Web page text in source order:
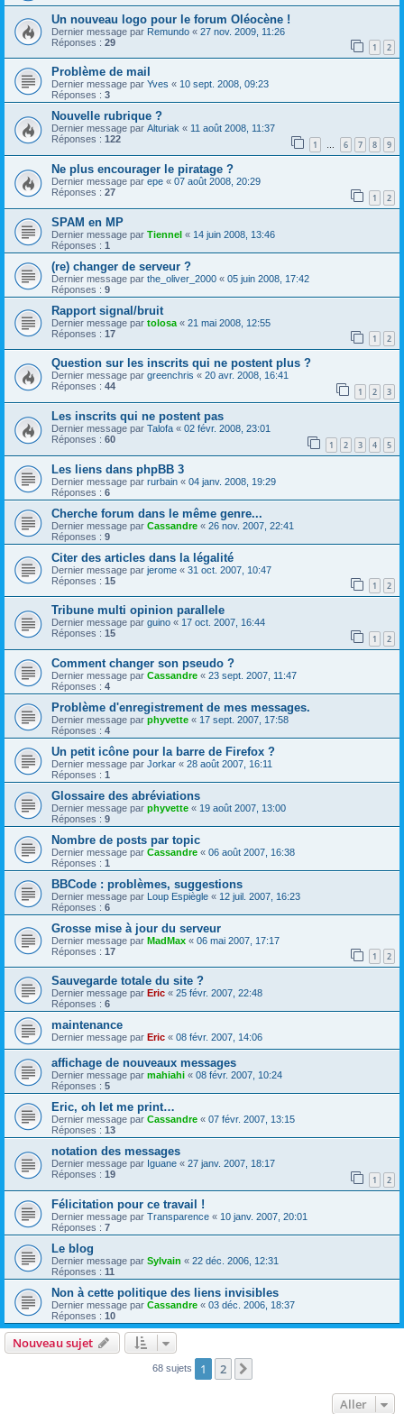
Un nouveau logo pour le forum Oléocène !
Dernier message par Remundo « 27 nov. 2009, 11:26
Réponses : 29 1 2
Problème de mail
Dernier message par Yves « 10 sept. 2008, 09:23
Réponses : 3
Nouvelle rubrique ?
Dernier message par Alturiak « 11 août 2008, 11:37
Réponses : 122 1 … 6 7 8 9
Ne plus encourager le piratage ?
Dernier message par epe « 07 août 2008, 20:29
Réponses : 27 1 2
SPAM en MP
Dernier message par Tiennel « 14 juin 2008, 13:46
Réponses : 1
(re) changer de serveur ?
Dernier message par the_oliver_2000 « 05 juin 2008, 17:42
Réponses : 9
Rapport signal/bruit
Dernier message par tolosa « 21 mai 2008, 12:55
Réponses : 17 1 2
Question sur les inscrits qui ne postent plus ?
Dernier message par greenchris « 20 avr. 2008, 16:41
Réponses : 44 1 2 3
Les inscrits qui ne postent pas
Dernier message par Talofa « 02 févr. 2008, 23:01
Réponses : 60 1 2 3 4 5
Les liens dans phpBB 3
Dernier message par rurbain « 04 janv. 2008, 19:29
Réponses : 6
Cherche forum dans le même genre...
Dernier message par Cassandre « 26 nov. 2007, 22:41
Réponses : 9
Citer des articles dans la légalité
Dernier message par jerome « 31 oct. 2007, 10:47
Réponses : 15 1 2
Tribune multi opinion parallele
Dernier message par guino « 17 oct. 2007, 16:44
Réponses : 15 1 2
Comment changer son pseudo ?
Dernier message par Cassandre « 23 sept. 2007, 11:47
Réponses : 4
Problème d'enregistrement de mes messages.
Dernier message par phyvette « 17 sept. 2007, 17:58
Réponses : 4
Un petit icône pour la barre de Firefox ?
Dernier message par Jorkar « 28 août 2007, 16:11
Réponses : 1
Glossaire des abréviations
Dernier message par phyvette « 19 août 2007, 13:00
Réponses : 9
Nombre de posts par topic
Dernier message par Cassandre « 06 août 2007, 16:38
Réponses : 1
BBCode : problèmes, suggestions
Dernier message par Loup Espiègle « 12 juil. 2007, 16:23
Réponses : 6
Grosse mise à jour du serveur
Dernier message par MadMax « 06 mai 2007, 17:17
Réponses : 17 1 2
Sauvegarde totale du site ?
Dernier message par Eric « 25 févr. 2007, 22:48
Réponses : 6
maintenance
Dernier message par Eric « 08 févr. 2007, 14:06
affichage de nouveaux messages
Dernier message par mahiahi « 08 févr. 2007, 10:24
Réponses : 5
Eric, oh let me print…
Dernier message par Cassandre « 07 févr. 2007, 13:15
Réponses : 13
notation des messages
Dernier message par Iguane « 27 janv. 2007, 18:17
Réponses : 19 1 2
Félicitation pour ce travail !
Dernier message par Transparence « 10 janv. 2007, 20:01
Réponses : 7
Le blog
Dernier message par Sylvain « 22 déc. 2006, 12:31
Réponses : 11
Non à cette politique des liens invisibles
Dernier message par Cassandre « 03 déc. 2006, 18:37
Réponses : 10
Nouveau sujet
68 sujets 1 2
Aller